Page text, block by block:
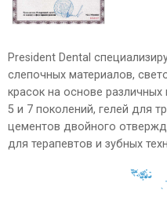
President Dental
слепочных материалов,
красок на основе
5 и 7 поколений, гелей для
цементов двойного
для терапевтов и зубных